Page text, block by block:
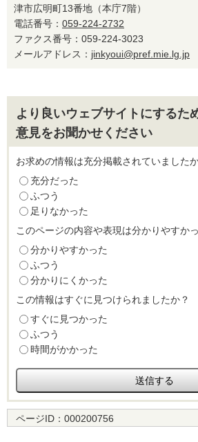
津市広明町13番地（本庁7階）
電話番号： 059-224-2732
ファクス番号：059-224-3023
メールアドレス： jinkyoui@pref.mie.lg.jp
より良いウェブサイトにするた
意見をお聞かせください
お求めの情報は充分掲載されていました
充分だった
ふつう
足りなかった
このページの内容や表現は分かりやすか
分かりやすかった
ふつう
分かりにくかった
この情報はすぐに見つけられましたか？
すぐに見つかった
ふつう
時間がかかった
ページID： 000200756